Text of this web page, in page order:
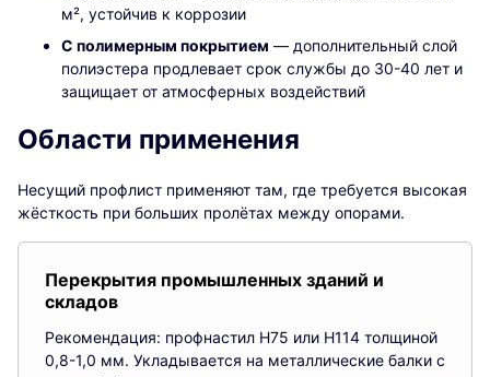
м², устойчив к коррозии
С полимерным покрытием — дополнительный слой
полиэстера продлевает срок службы до 30-40 лет и
защищает от атмосферных воздействий
Области применения
Несущий профлист применяют там, где требуется высокая
жёсткость при больших пролётах между опорами.
Перекрытия промышленных зданий и
складов
Рекомендация: профнастил Н75 или Н114 толщиной
0,8-1,0 мм. Укладывается на металлические балки с